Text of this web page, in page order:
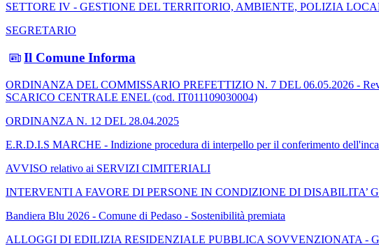
SETTORE IV - GESTIONE DEL TERRITORIO, AMBIENTE, POLIZIA
SEGRETARIO
Il Comune Informa
ORDINANZA DEL COMMISSARIO PREFETTIZIO N. 7 DEL 06.05.2026 -
SCARICO CENTRALE ENEL (cod. IT011109030004)
ORDINANZA N. 12 DEL 28.04.2025
E.R.D.I.S MARCHE - Indizione procedura di interpello per il conferimento
AVVISO relativo ai SERVIZI CIMITERIALI
INTERVENTI A FAVORE DI PERSONE IN CONDIZIONE DI DISABILITA’
Bandiera Blu 2026 - Comune di Pedaso - Sostenibilità premiata
ALLOGGI DI EDILIZIA RESIDENZIALE PUBBLICA SOVVENZIONATA -